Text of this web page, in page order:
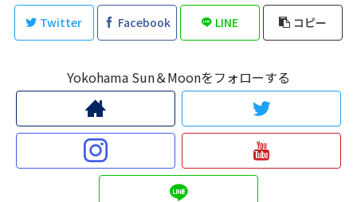
Twitter Facebook LINE コピー
Yokohama Sun＆Moonをフォローする